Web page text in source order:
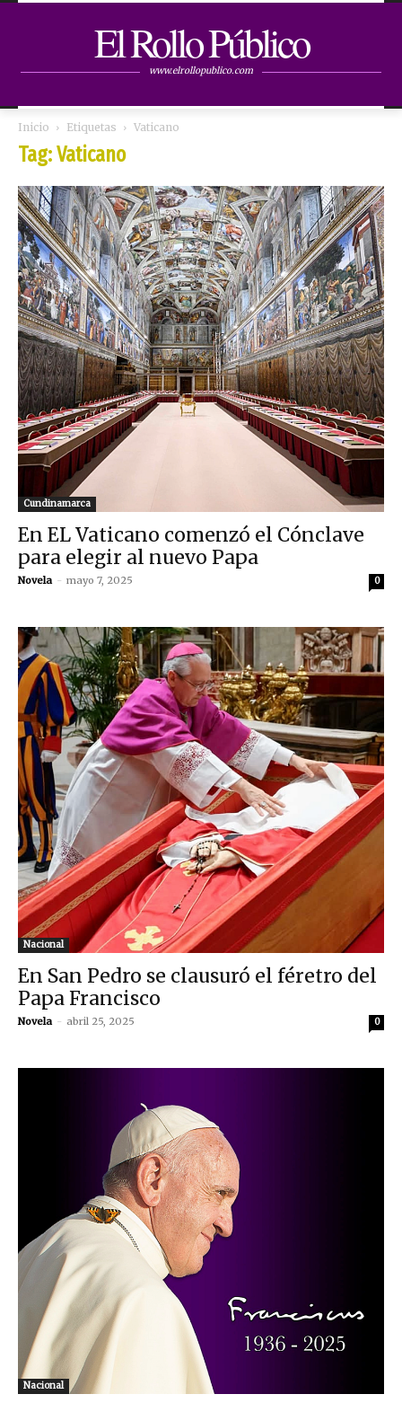
El Rollo Público
www.elrollopublico.com
Inicio Etiquetas Vaticano
Tag: Vaticano
Cundinamarca
En EL Vaticano comenzó el Cónclave
para elegir al nuevo Papa
Novela - mayo 7, 2025 0
Nacional
En San Pedro se clausuró el féretro del
Papa Francisco
Novela - abril 25, 2025 0
Nacional